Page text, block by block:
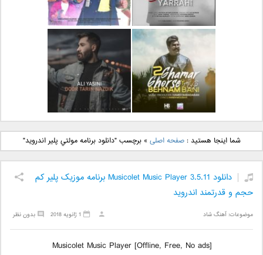
دانلود آهنگ جدید مهدی
یراحی بنام اسرار
دانلود آهنگ جدید فرزاد
فرزین بنام آتیش
دانلود آهنگ جدید بهنام
بانی بنام قرص قمر 2
دانلود آهنگ جدید علی
یاسینی بنام دورترین نزدیک
شما اینجا هستید :صفحه اصلی »برچسب "دانلود برنامه مولتي پلير اندرويد"
دانلود Musicolet Music Player 3.5.11 برنامه موزیک پلیر کم
حجم و قدرتمند اندروید
موضوعات:آهنگ شاد بدون نظر 1 ژانویه 2018
[Musicolet Music Player [Offline, Free, No ads